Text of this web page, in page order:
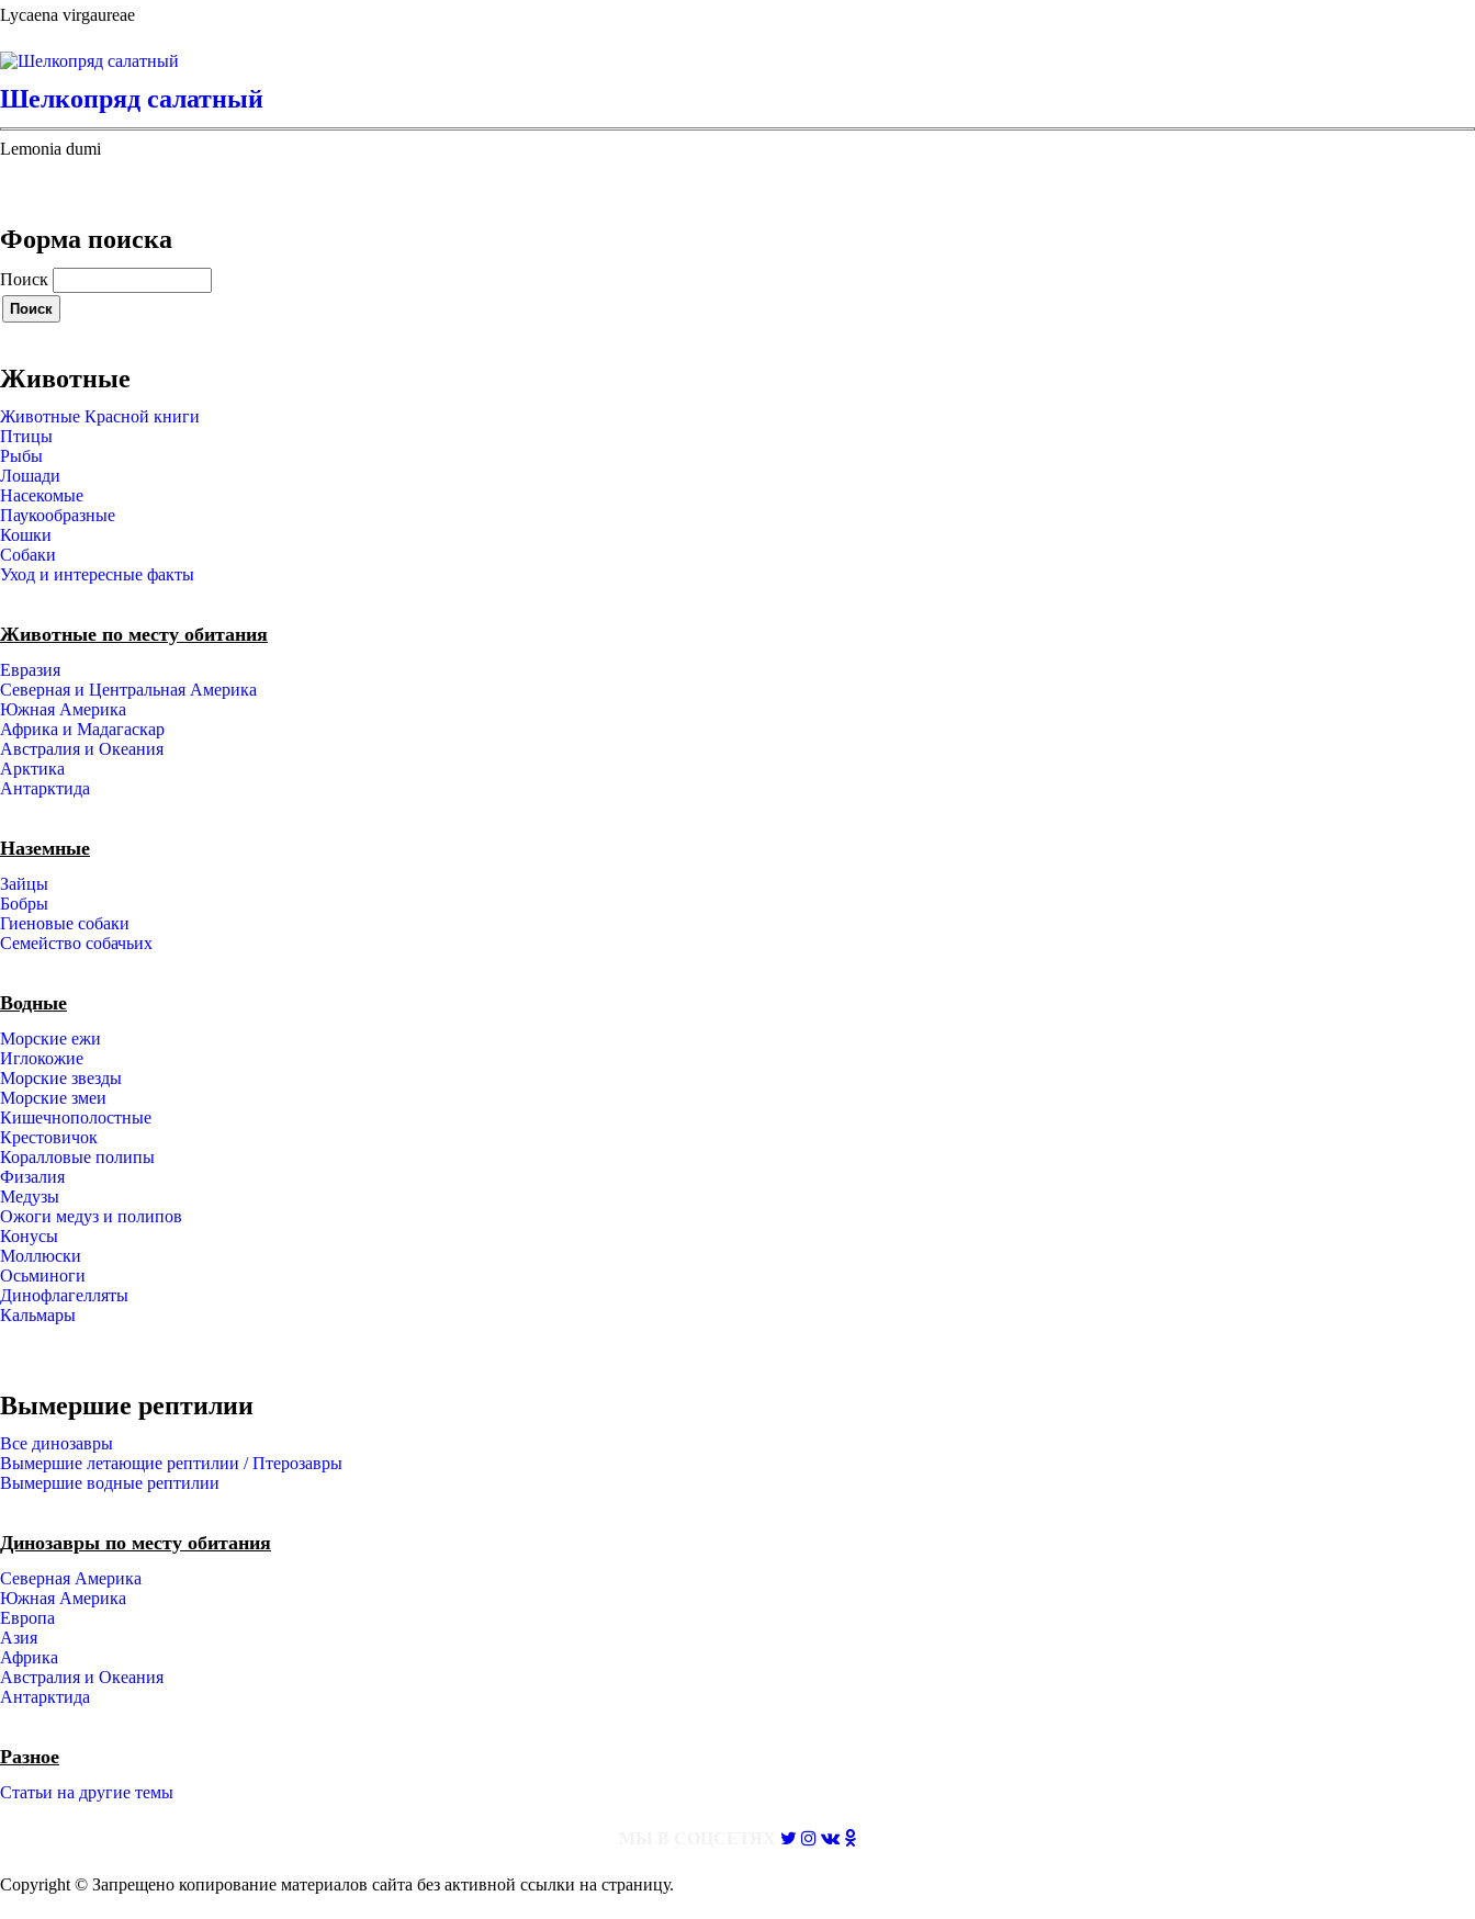
Lycaena virgaureae
Шелкопряд салатный
Lemonia dumi
Форма поиска
Поиск
Животные
Животные Красной книги
Птицы
Рыбы
Лошади
Насекомые
Паукообразные
Кошки
Собаки
Уход и интересные факты
Животные по месту обитания
Евразия
Северная и Центральная Америка
Южная Америка
Африка и Мадагаскар
Австралия и Океания
Арктика
Антарктида
Наземные
Зайцы
Бобры
Гиеновые собаки
Семейство собачьих
Водные
Морские ежи
Иглокожие
Морские звезды
Морские змеи
Кишечнополостные
Крестовичок
Коралловые полипы
Физалия
Медузы
Ожоги медуз и полипов
Конусы
Моллюски
Осьминоги
Динофлагелляты
Кальмары
Вымершие рептилии
Все динозавры
Вымершие летающие рептилии / Птерозавры
Вымершие водные рептилии
Динозавры по месту обитания
Северная Америка
Южная Америка
Европа
Азия
Африка
Австралия и Океания
Антарктида
Разное
Статьи на другие темы
Copyright © Запрещено копирование материалов сайта без активной ссылки на страницу.